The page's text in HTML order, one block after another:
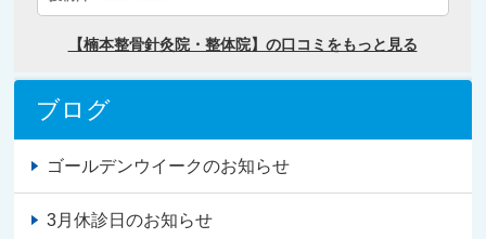
ブログ
ゴールデンウイークのお知らせ
3月休診日のお知らせ